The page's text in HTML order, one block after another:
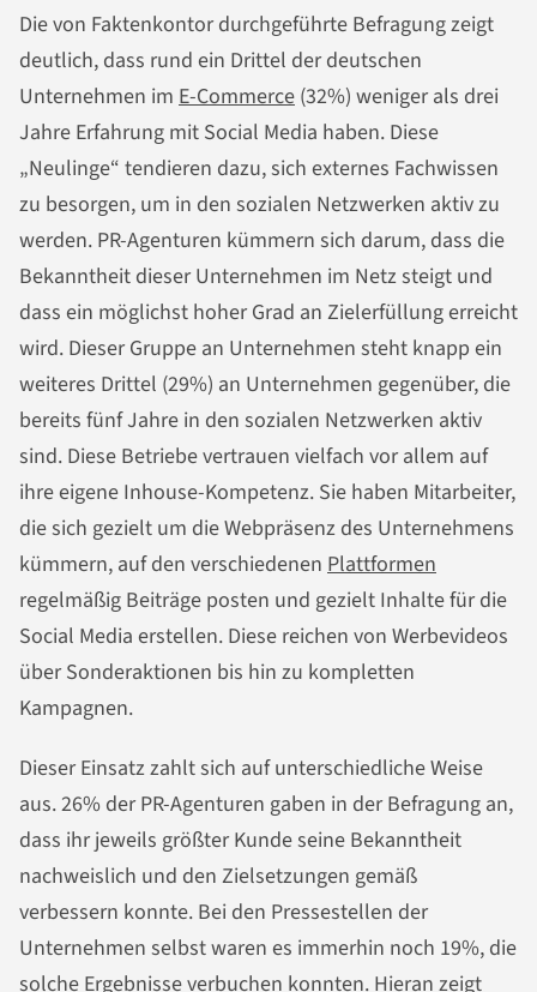
Die von Faktenkontor durchgeführte Befragung zeigt
deutlich, dass rund ein Drittel der deutschen
Unternehmen im E-Commerce (32%) weniger als drei
Jahre Erfahrung mit Social Media haben. Diese
„Neulinge“ tendieren dazu, sich externes Fachwissen
zu besorgen, um in den sozialen Netzwerken aktiv zu
werden. PR-Agenturen kümmern sich darum, dass die
Bekanntheit dieser Unternehmen im Netz steigt und
dass ein möglichst hoher Grad an Zielerfüllung erreicht
wird. Dieser Gruppe an Unternehmen steht knapp ein
weiteres Drittel (29%) an Unternehmen gegenüber, die
bereits fünf Jahre in den sozialen Netzwerken aktiv
sind. Diese Betriebe vertrauen vielfach vor allem auf
ihre eigene Inhouse-Kompetenz. Sie haben Mitarbeiter,
die sich gezielt um die Webpräsenz des Unternehmens
kümmern, auf den verschiedenen Plattformen
regelmäßig Beiträge posten und gezielt Inhalte für die
Social Media erstellen. Diese reichen von Werbevideos
über Sonderaktionen bis hin zu kompletten
Kampagnen.
Dieser Einsatz zahlt sich auf unterschiedliche Weise
aus. 26% der PR-Agenturen gaben in der Befragung an,
dass ihr jeweils größter Kunde seine Bekanntheit
nachweislich und den Zielsetzungen gemäß
verbessern konnte. Bei den Pressestellen der
Unternehmen selbst waren es immerhin noch 19%, die
solche Ergebnisse verbuchen konnten. Hieran zeigt